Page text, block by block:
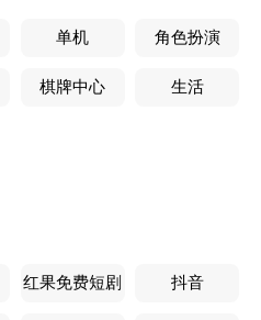
单机 角色扮演
棋牌中心 生活
红果免费短剧 抖音